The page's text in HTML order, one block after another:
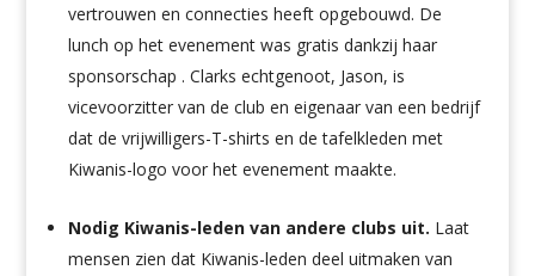
vertrouwen en connecties heeft opgebouwd. De
lunch op het evenement was gratis dankzij haar
sponsorschap . Clarks echtgenoot, Jason, is
vicevoorzitter van de club en eigenaar van een bedrijf
dat de vrijwilligers-T-shirts en de tafelkleden met
Kiwanis-logo voor het evenement maakte.
Nodig Kiwanis-leden van andere clubs uit. Laat
mensen zien dat Kiwanis-leden deel uitmaken van